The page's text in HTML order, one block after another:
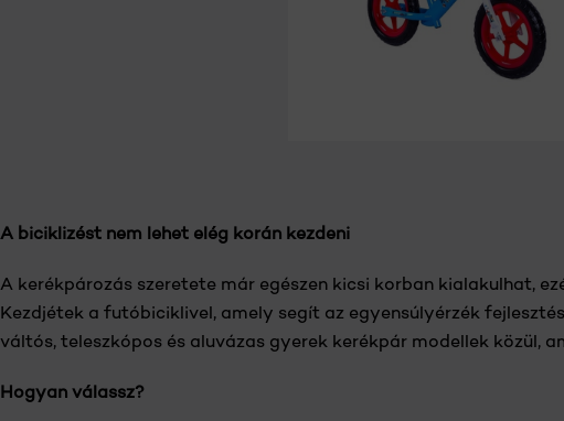
A biciklizést nem lehet elég korán kezdeni
A kerékpározás szeretete már egészen kicsi korban kialakulhat,
Kezdjétek a futóbiciklivel, amely segít az egyensúlyérzék
váltós, teleszkópos és aluvázas gyerek kerékpár modellek közül,
Hogyan válassz?